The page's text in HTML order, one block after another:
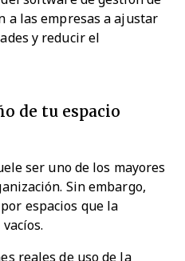
a las empresas a ajustar
y reducir el
de tu espacio
ser uno de los mayores
Sin embargo,
espacios que la
reales de uso de la